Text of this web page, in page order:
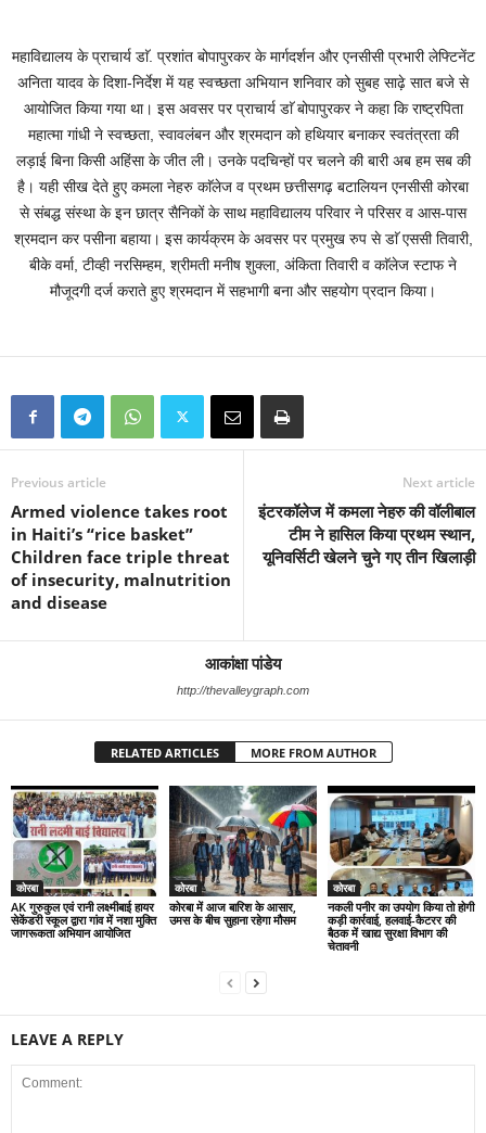
महाविद्यालय के प्राचार्य डाॅ. प्रशांत बोपापुरकर के मार्गदर्शन और एनसीसी प्रभारी लेफ्टिनेंट
अनिता यादव के दिशा-निर्देश में यह स्वच्छता अभियान शनिवार को सुबह साढ़े सात बजे से
आयोजित किया गया था। इस अवसर पर प्राचार्य डाॅ बोपापुरकर ने कहा कि राष्ट्रपिता
महात्मा गांधी ने स्वच्छता, स्वावलंबन और श्रमदान को हथियार बनाकर स्वतंत्रता की
लड़ाई बिना किसी अहिंसा के जीत ली। उनके पदचिन्हों पर चलने की बारी अब हम सब की
है। यही सीख देते हुए कमला नेहरु काॅलेज व प्रथम छत्तीसगढ़ बटालियन एनसीसी कोरबा
से संबद्ध संस्था के इन छात्र सैनिकों के साथ महाविद्यालय परिवार ने परिसर व आस-पास
श्रमदान कर पसीना बहाया। इस कार्यक्रम के अवसर पर प्रमुख रुप से डाॅ एससी तिवारी,
बीके वर्मा, टीव्ही नरसिम्हम, श्रीमती मनीष शुक्ला, अंकिता तिवारी व काॅलेज स्टाफ ने
मौजूदगी दर्ज कराते हुए श्रमदान में सहभागी बना और सहयोग प्रदान किया।
Previous article
Armed violence takes root
in Haiti’s “rice basket”
Children face triple threat
of insecurity, malnutrition
and disease
Next article
इंटरकॉलेज में कमला नेहरु की वॉलीबाल
टीम ने हासिल किया प्रथम स्थान,
यूनिवर्सिटी खेलने चुने गए तीन खिलाड़ी
आकांक्षा पांडेय
http://thevalleygraph.com
RELATED ARTICLES MORE FROM AUTHOR
कोरबा
AK गुरुकुल एवं रानी लक्ष्मीबाई हायर
सेकेंडरी स्कूल द्वारा गांव में नशा मुक्ति
जागरूकता अभियान आयोजित
कोरबा
कोरबा में आज बारिश के आसार,
उमस के बीच सुहाना रहेगा मौसम
कोरबा
नकली पनीर का उपयोग किया तो होगी
कड़ी कार्रवाई, हलवाई-कैटरर की
बैठक में खाद्य सुरक्षा विभाग की
चेतावनी
LEAVE A REPLY